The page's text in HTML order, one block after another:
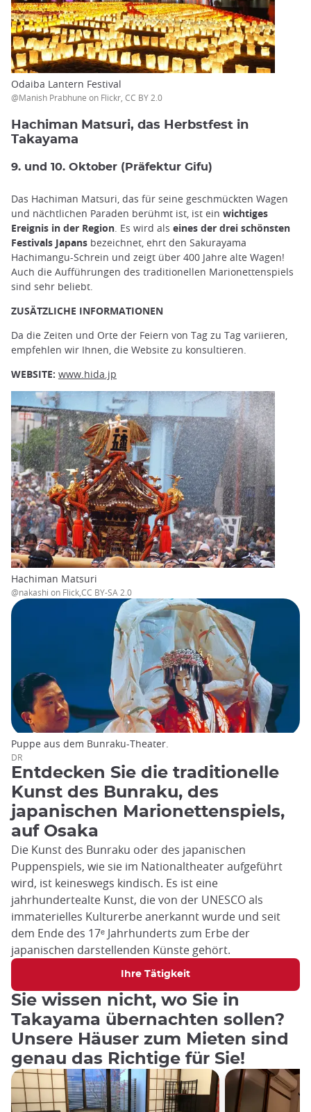
Odaiba Lantern Festival
@Manish Prabhune on Flickr, CC BY 2.0
Hachiman Matsuri, das Herbstfest in
Takayama
9. und 10. Oktober (Präfektur Gifu)
Das Hachiman Matsuri, das für seine geschmückten Wagen
und nächtlichen Paraden berühmt ist, ist ein wichtiges
Ereignis in der Region. Es wird als eines der drei schönsten
Festivals Japans bezeichnet, ehrt den Sakurayama
Hachimangu-Schrein und zeigt über 400 Jahre alte Wagen!
Auch die Aufführungen des traditionellen Marionettenspiels
sind sehr beliebt.
ZUSÄTZLICHE INFORMATIONEN
Da die Zeiten und Orte der Feiern von Tag zu Tag variieren,
empfehlen wir Ihnen, die Website zu konsultieren.
WEBSITE: www.hida.jp
Hachiman Matsuri
@nakashi on Flick,CC BY-SA 2.0
Entdecken Sie die traditionelle
Kunst des Bunraku, des
japanischen Marionettenspiels,
auf Osaka
Die Kunst des Bunraku oder des japanischen
Puppenspiels, wie sie im Nationaltheater aufgeführt
wird, ist keineswegs kindisch. Es ist eine
jahrhundertealte Kunst, die von der UNESCO als
immaterielles Kulturerbe anerkannt wurde und seit
dem Ende des 17ᵉ Jahrhunderts zum Erbe der
japanischen darstellenden Künste gehört.
Ihre Tätigkeit
Puppe aus dem Bunraku-Theater.
DR
Sie wissen nicht, wo Sie in
Takayama übernachten sollen?
Unsere Häuser zum Mieten sind
genau das Richtige für Sie!